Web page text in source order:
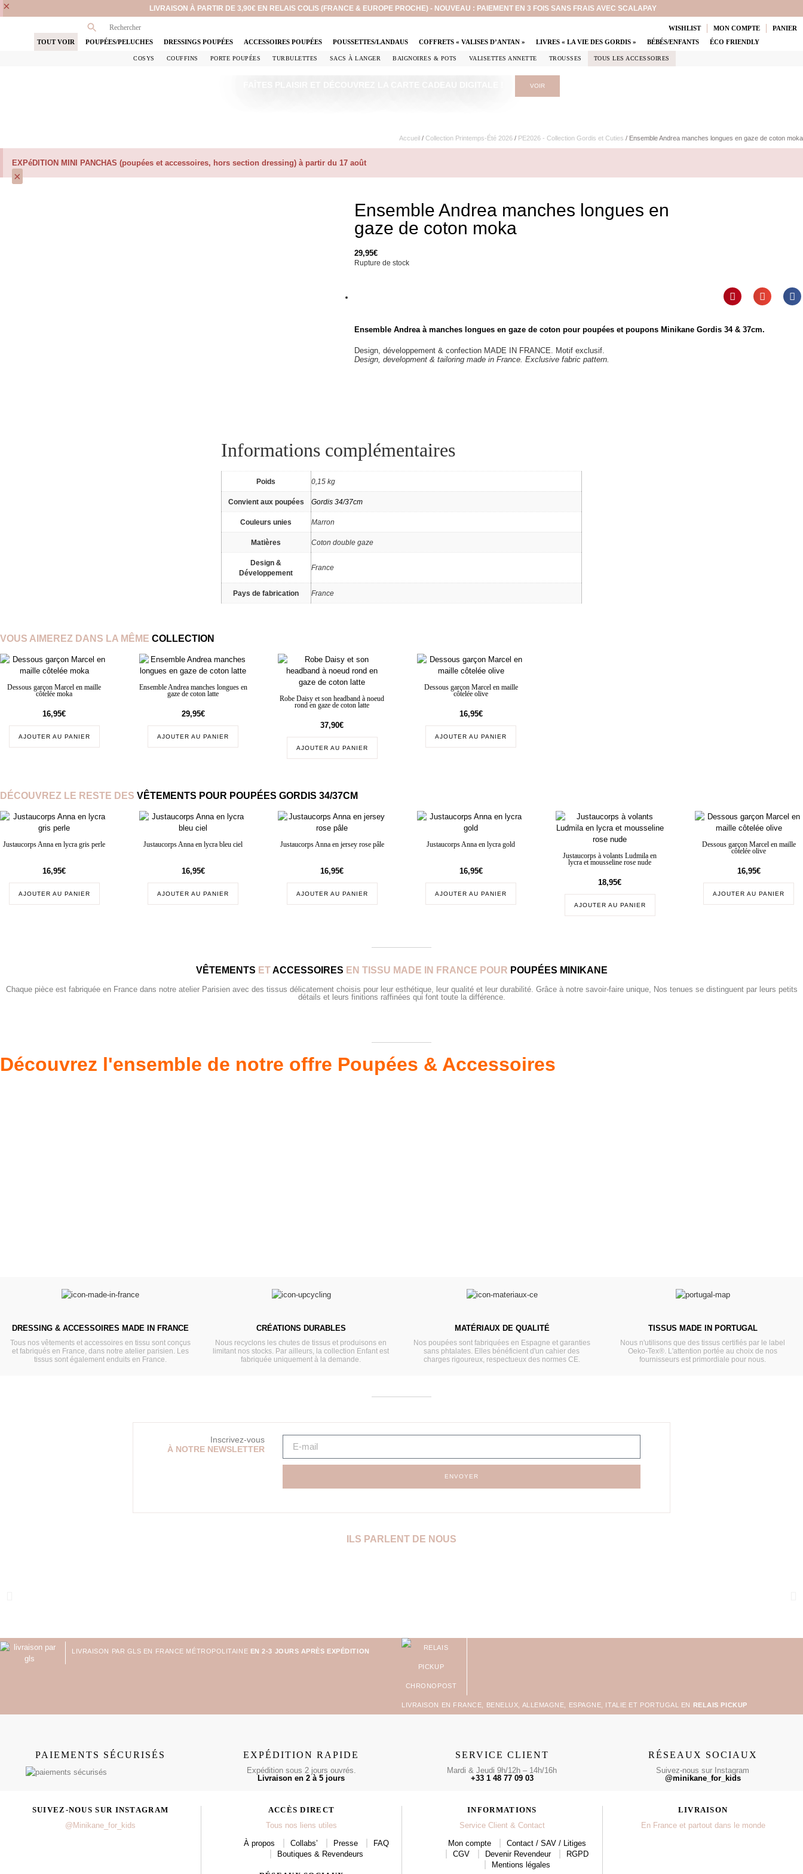
LIVRAISON À PARTIR DE 3,90€ EN RELAIS COLIS (FRANCE & EUROPE PROCHE) - NOUVEAU : PAIEMENT EN 3 FOIS SANS FRAIS AVEC SCALAPAY
×
WISHLIST MON COMPTE
PANIER
TOUT VOIR
POUPÉES/PELUCHES DRESSINGS POUPÉES ACCESSOIRES POUPÉES POUSSETTES/LANDAUS COFFRETS « VALISES D’ANTAN » LIVRES « LA VIE DES GORDIS » BÉBÉS/ENFANTS ÉCO FRIENDLY
COSYS COUFFINS PORTE POUPÉES TURBULETTES SACS À LANGER BAIGNOIRES & POTS VALISETTES ANNETTE TROUSSES TOUS LES ACCESSOIRES
VOIR
Accueil / Collection Printemps-Été 2026 / PE2026 - Collection Gordis et Cuties / Ensemble Andrea manches longues en gaze de coton moka
EXPéDITION MINI PANCHAS (poupées et accessoires, hors section dressing) à partir du 17 août
×
Ensemble Andrea manches longues en
gaze de coton moka
29,95€
Rupture de stock
Ensemble Andrea à manches longues en gaze de coton pour poupées et poupons Minikane Gordis 34 & 37cm.
Design, développement & confection MADE IN FRANCE. Motif exclusif.
Design, development & tailoring made in France. Exclusive fabric pattern.
Informations complémentaires
Poids 0,15 kg
Convient aux poupées Gordis 34/37cm
Couleurs unies Marron
Matières Coton double gaze
Design &
Développement
France
Pays de fabrication France
VOUS AIMEREZ DANS LA MÊME COLLECTION
Dessous garçon Marcel en maille
côtelée moka
16,95€
AJOUTER AU PANIER
Ensemble Andrea manches longues en
gaze de coton latte
29,95€
AJOUTER AU PANIER
Robe Daisy et son headband à noeud
rond en gaze de coton latte
37,90€
AJOUTER AU PANIER
Dessous garçon Marcel en maille
côtelée olive
16,95€
AJOUTER AU PANIER
DÉCOUVREZ LE RESTE DES VÊTEMENTS POUR POUPÉES GORDIS 34/37CM
Justaucorps Anna en lycra gris perle
16,95€
AJOUTER AU PANIER
Justaucorps Anna en lycra bleu ciel
16,95€
AJOUTER AU PANIER
Justaucorps Anna en jersey rose pâle
16,95€
AJOUTER AU PANIER
Justaucorps Anna en lycra gold
16,95€
AJOUTER AU PANIER
Justaucorps à volants Ludmila en
lycra et mousseline rose nude
18,95€
AJOUTER AU PANIER
Dessous garçon Marcel en maille
côtelée olive
16,95€
AJOUTER AU PANIER
VÊTEMENTS ETACCESSOIRES EN TISSU MADE IN FRANCE POUR POUPÉES MINIKANE
Chaque pièce est fabriquée en France dans notre atelier Parisien avec des tissus délicatement choisis pour leur esthétique, leur qualité et leur durabilité. Grâce à notre savoir-faire unique, Nos tenues se distinguent par leurs petits
détails et leurs finitions raffinées qui font toute la différence.
Découvrez l'ensemble de notre offre Poupées & Accessoires
DRESSING & ACCESSOIRES MADE IN FRANCE
Tous nos vêtements et accessoires en tissu sont conçus
et fabriqués en France, dans notre atelier parisien. Les
tissus sont également enduits en France.
CRÉATIONS DURABLES
Nous recyclons les chutes de tissus et produisons en
limitant nos stocks. Par ailleurs, la collection Enfant est
fabriquée uniquement à la demande.
MATÉRIAUX DE QUALITÉ
Nos poupées sont fabriquées en Espagne et garanties
sans phtalates. Elles bénéficient d'un cahier des
charges rigoureux, respectueux des normes CE.
TISSUS MADE IN PORTUGAL
Nous n'utilisons que des tissus certifiés par le label
Oeko-Tex®. L'attention portée au choix de nos
fournisseurs est primordiale pour nous.
Inscrivez-vous
À NOTRE NEWSLETTER
ENVOYER
ILS PARLENT DE NOUS
LIVRAISON PAR GLS EN FRANCE MÉTROPOLITAINE EN 2-3 JOURS APRÈS EXPÉDITION
LIVRAISON EN FRANCE, BENELUX, ALLEMAGNE, ESPAGNE, ITALIE ET PORTUGAL EN RELAIS PICKUP
PAIEMENTS SÉCURISÉS EXPÉDITION RAPIDE
Expédition sous 2 jours ouvrés.
Livraison en 2 à 5 jours
SERVICE CLIENT
Mardi & Jeudi 9h/12h – 14h/16h
+33 1 48 77 09 03
RÉSEAUX SOCIAUX
Suivez-nous sur Instagram
@minikane_for_kids
SUIVEZ-NOUS SUR INSTAGRAM
@Minikane_for_kids
ACCÈS DIRECT
Tous nos liens utiles
À propos
Collabs’ Presse
FAQ
Boutiques & Revendeurs
INFORMATIONS
Service Client & Contact
Mon compte
Contact / SAV / Litiges
CGV
Devenir Revendeur
RGPD
Mentions légales
LIVRAISON
En France et partout dans le monde